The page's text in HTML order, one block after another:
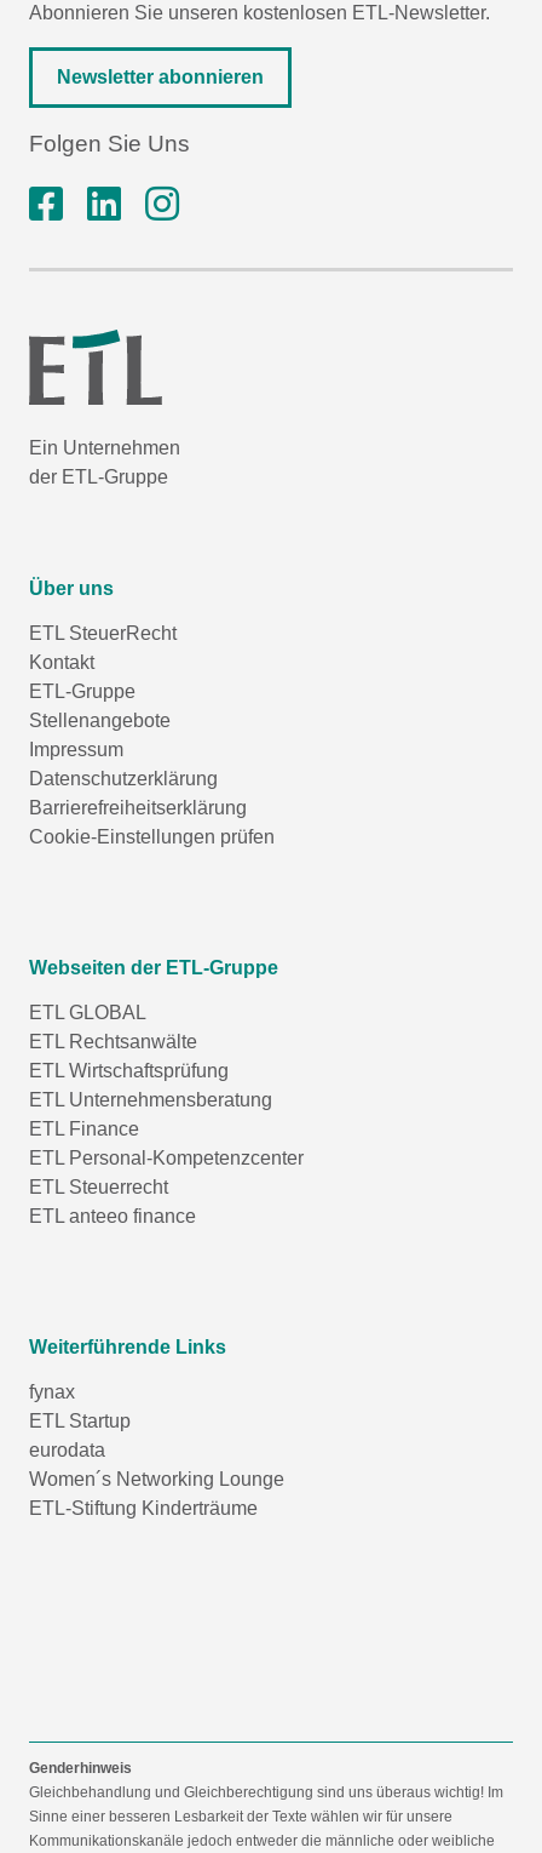
Abonnieren Sie unseren kostenlosen ETL-Newsletter.
Newsletter abonnieren
Folgen Sie Uns
Ein Unternehmen
der ETL-Gruppe
Über uns
ETL SteuerRecht
Kontakt
ETL-Gruppe
Stellenangebote
Impressum
Datenschutzerklärung
Barrierefreiheitserklärung
Cookie-Einstellungen prüfen
Webseiten der ETL-Gruppe
ETL GLOBAL
ETL Rechtsanwälte
ETL Wirtschaftsprüfung
ETL Unternehmensberatung
ETL Finance
ETL Personal-Kompetenzcenter
ETL Steuerrecht
ETL anteeo finance
Weiterführende Links
fynax
ETL Startup
eurodata
Women´s Networking Lounge
ETL-Stiftung Kinderträume
Genderhinweis
Gleichbehandlung und Gleichberechtigung sind uns überaus wichtig! Im
Sinne einer besseren Lesbarkeit der Texte wählen wir für unsere
Kommunikationskanäle jedoch entweder die männliche oder weibliche